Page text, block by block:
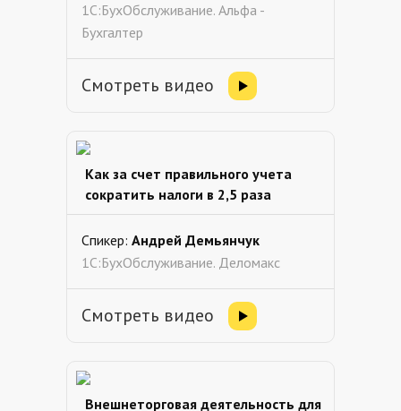
1С:БухОбслуживание. Альфа -
Бухгалтер
Смотреть видео
Как за счет правильного учета
сократить налоги в 2,5 раза
Спикер: Андрей Демьянчук
1С:БухОбслуживание. Деломакс
Смотреть видео
Внешнеторговая деятельность для